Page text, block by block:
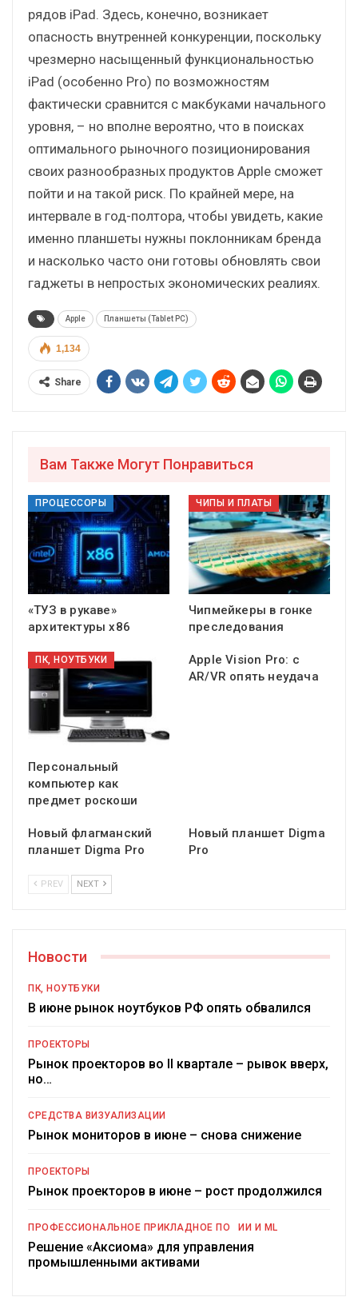
рядов iPad. Здесь, конечно, возникает
опасность внутренней конкуренции, поскольку
чрезмерно насыщенный функциональностью
iPad (особенно Pro) по возможностям
фактически сравнится с макбуками начального
уровня, – но вполне вероятно, что в поисках
оптимального рыночного позиционирования
своих разнообразных продуктов Apple сможет
пойти и на такой риск. По крайней мере, на
интервале в год-полтора, чтобы увидеть, какие
именно планшеты нужны поклонникам бренда
и насколько часто они готовы обновлять свои
гаджеты в непростых экономических реалиях.
Apple Планшеты (Tablet PC)
1,134
Share
Вам Также Могут Понравиться
ПРОЦЕССОРЫ
«ТУЗ в рукаве»
архитектуры x86
ЧИПЫ И ПЛАТЫ
Чипмейкеры в гонке
преследования
ПК, НОУТБУКИ
Персональный
компьютер как
предмет роскоши
Apple Vision Pro: с
AR/VR опять неудача
Новый флагманский
планшет Digma Pro
Новый планшет Digma
Pro
PREV NEXT
Новости
ПК, НОУТБУКИ
В июне рынок ноутбуков РФ опять обвалился
ПРОЕКТОРЫ
Рынок проекторов во II квартале – рывок вверх,
но…
СРЕДСТВА ВИЗУАЛИЗАЦИИ
Рынок мониторов в июне – снова снижение
ПРОЕКТОРЫ
Рынок проекторов в июне – рост продолжился
ПРОФЕССИОНАЛЬНОЕ ПРИКЛАДНОЕ ПО ИИ И ML
Решение «Аксиома» для управления
промышленными активами